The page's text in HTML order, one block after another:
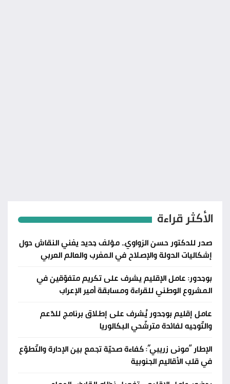
الأكثر قراءة
صدر للدكتور حسن الزواوي.. مؤلف جديد يغني النقاش حول
إشكاليات الدولة والإصلاح في المغرب والعالم العربي
بوجدور: عامل الإقليم يشرف على تكريم متفوّقين في
المشروع الوطني للقراءة ومسابقة أمير الإعراب
عامل إقليم بوجدور يُشرف على إطلاق برنامج للدّعم
والتّوجيه لفائدة مترشّحي البكالوريا
الإطار “مونى زريبي”: كفاءة صحيّة تجمع بين الإدارة والتّطوّع
في قلب الأقاليم الجنوبية